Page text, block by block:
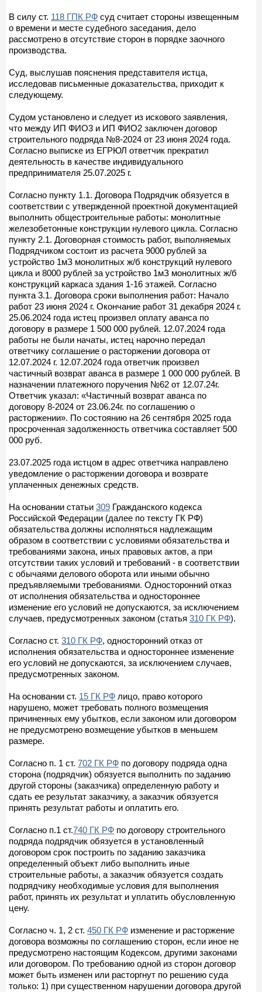
В силу ст. 118 ГПК РФ суд считает стороны извещенным
о времени и месте судебного заседания, дело
рассмотрено в отсутствие сторон в порядке заочного
производства.
Суд, выслушав пояснения представителя истца,
исследовав письменные доказательства, приходит к
следующему.
Судом установлено и следует из искового заявления,
что между ИП ФИО3 и ИП ФИО2 заключен договор
строительного подряда №8-2024 от 23 июня 2024 года.
Согласно выписке из ЕГРЮЛ ответчик прекратил
деятельность в качестве индивидуального
предпринимателя 25.07.2025 г.
Согласно пункту 1.1. Договора Подрядчик обязуется в
соответствии с утвержденной проектной документацией
выполнить общестроительные работы: монолитные
железобетонные конструкции нулевого цикла. Согласно
пункту 2.1. Договорная стоимость работ, выполняемых
Подрядчиком состоит из расчета 9000 рублей за
устройство 1мЗ монолитных ж/б конструкций нулевого
цикла и 8000 рублей за устройство 1мЗ монолитных ж/б
конструкций каркаса здания 1-16 этажей. Согласно
пункта 3.1. Договора сроки выполнения работ: Начало
работ 23 июня 2024 г. Окончание работ 31 декабря 2024 г.
25.06.2024 года истец произвел оплату аванса по
договору в размере 1 500 000 рублей. 12.07.2024 года
работы не были начаты, истец нарочно передал
ответчику соглашение о расторжении договора от
12.07.2024 г. 12.07.2024 года ответчик произвел
частичный возврат аванса в размере 1 000 000 рублей. В
назначении платежного поручения №62 от 12.07.24г.
Ответчик указал: «Частичный возврат аванса по
договору 8-2024 от 23.06.24г. по соглашению о
расторжении». По состоянию на 26 сентября 2025 года
просроченная задолженность ответчика составляет 500
000 руб.
23.07.2025 года истцом в адрес ответчика направлено
уведомление о расторжении договора и возврате
уплаченных денежных средств.
На основании статьи 309 Гражданского кодекса
Российской Федерации (далее по тексту ГК РФ)
обязательства должны исполняться надлежащим
образом в соответствии с условиями обязательства и
требованиями закона, иных правовых актов, а при
отсутствии таких условий и требований - в соответствии
с обычаями делового оборота или иными обычно
предъявляемыми требованиями. Односторонний отказ
от исполнения обязательства и одностороннее
изменение его условий не допускаются, за исключением
случаев, предусмотренных законом (статья 310 ГК РФ).
Согласно ст. 310 ГК РФ, односторонний отказ от
исполнения обязательства и одностороннее изменение
его условий не допускаются, за исключением случаев,
предусмотренных законом.
На основании ст. 15 ГК РФ лицо, право которого
нарушено, может требовать полного возмещения
причиненных ему убытков, если законом или договором
не предусмотрено возмещение убытков в меньшем
размере.
Согласно п. 1 ст. 702 ГК РФ по договору подряда одна
сторона (подрядчик) обязуется выполнить по заданию
другой стороны (заказчика) определенную работу и
сдать ее результат заказчику, а заказчик обязуется
принять результат работы и оплатить его.
Согласно п.1 ст.740 ГК РФ по договору строительного
подряда подрядчик обязуется в установленный
договором срок построить по заданию заказчика
определенный объект либо выполнить иные
строительные работы, а заказчик обязуется создать
подрядчику необходимые условия для выполнения
работ, принять их результат и уплатить обусловленную
цену.
Согласно ч. 1, 2 ст. 450 ГК РФ изменение и расторжение
договора возможны по соглашению сторон, если иное не
предусмотрено настоящим Кодексом, другими законами
или договором. По требованию одной из сторон договор
может быть изменен или расторгнут по решению суда
только: 1) при существенном нарушении договора другой